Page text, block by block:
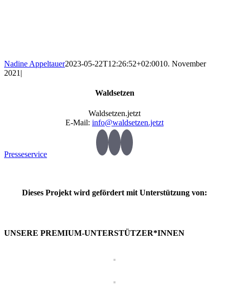
Nadine Appeltauer2023-05-22T12:26:52+02:0010. November
2021 |
Waldsetzen
Waldsetzen.jetzt
E-Mail: info@waldsetzen.jetzt
Presseservice
Dieses Projekt wird gefördert mit Unterstützung von:
UNSERE PREMIUM-UNTERSTÜTZER*INNEN